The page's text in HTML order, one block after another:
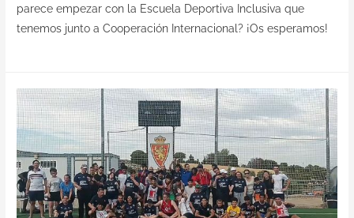
parece empezar con la Escuela Deportiva Inclusiva que
tenemos junto a Cooperación Internacional? ¡Os esperamos!